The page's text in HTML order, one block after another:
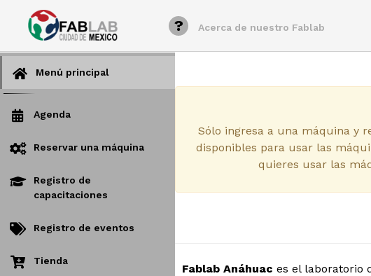
? Acerca de nuestro Fablab
Menú principal
Agenda
Reservar una máquina
Registro de
capacitaciones
Registro de eventos
Tienda
Sólo ingresa a una máquina y
disponibles para usar las
quieres usar las
Fablab Anáhuac es el laboratorio